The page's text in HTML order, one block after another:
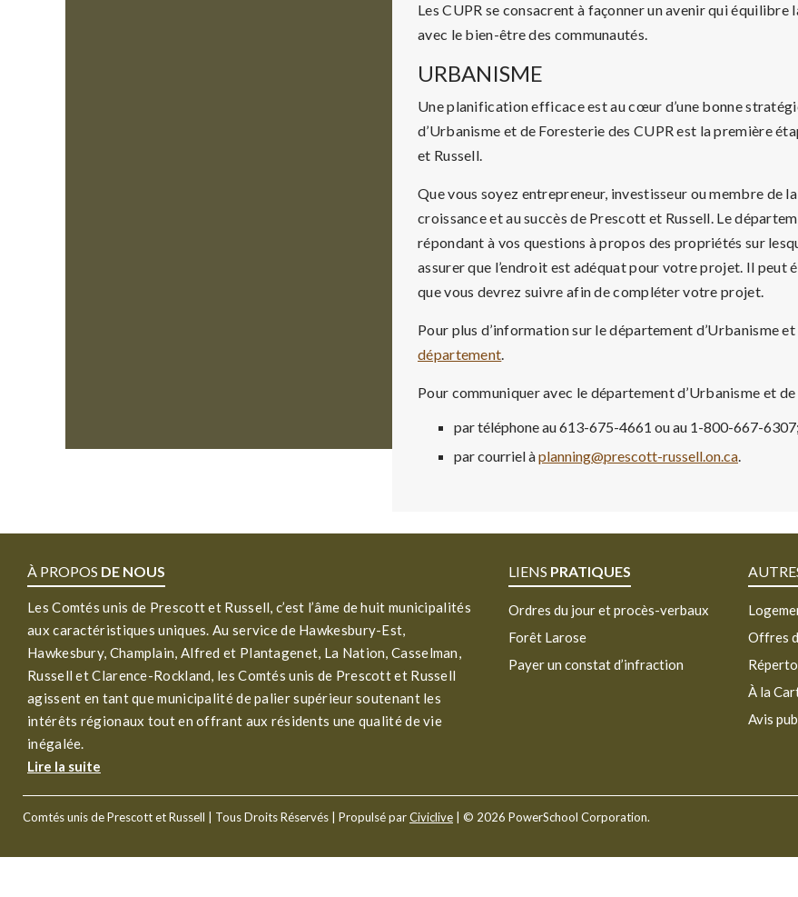
Les CUPR se consacrent à façonner un avenir qui
avec le bien-être des communautés.
URBANISME
Une planification efficace est au cœur d’une bonne
d’Urbanisme et de Foresterie des CUPR est la première
et Russell.
Que vous soyez entrepreneur, investisseur ou membre de
croissance et au succès de Prescott et Russell. Le
répondant à vos questions à propos des propriétés sur
assurer que l’endroit est adéquat pour votre projet. Il peut
que vous devrez suivre afin de compléter votre projet.
Pour plus d’information sur le département d’Urbanisme
département.
Pour communiquer avec le département d’Urbanisme et
par téléphone au 613-675-4661 ou au 1-800-667-
par courriel àplanning@prescott-russell.on.ca.
À PROPOS DE NOUS
Les Comtés unis de Prescott et Russell, c’est l’âme de huit municipalités
aux caractéristiques uniques. Au service de Hawkesbury-Est,
Hawkesbury, Champlain, Alfred et Plantagenet, La Nation, Casselman,
Russell et Clarence-Rockland, les Comtés unis de Prescott et Russell
agissent en tant que municipalité de palier supérieur soutenant les
intérêts régionaux tout en offrant aux résidents une qualité de vie
inégalée.
Lire la suite
LIENS PRATIQUES
Ordres du jour et procès-verbaux
Forêt Larose
Payer un constat d’infraction
Offres
À la
Avis
Comtés unis de Prescott et Russell | Tous Droits Réservés | Propulsé parCiviclive | © 2026 PowerSchool Corporation.